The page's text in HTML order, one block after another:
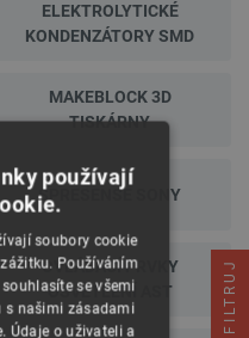
ELEKTROLYTICKÉ
KONDENZÁTORY SMD
MAKEBLOCK 3D
TISKÁRNY
SPRESENSE SONY
OVLÁDACÍ PRVKY
OSVĚTLENÍ AST
FILTRUJ
používají
soubory cookie
Používáním
se všemi
s našimi zásadami
Údaje o uživateli a